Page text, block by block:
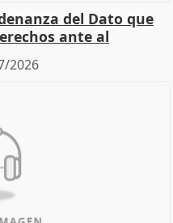
del Dato que
ante al
2026